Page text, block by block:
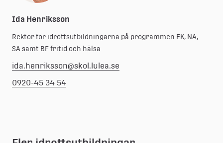
Ida Henriksson
Rektor för idrottsutbildningarna på programmen EK, NA,
SA samt BF fritid och hälsa
ida.henriksson@skol.lulea.se
0920-45 34 54